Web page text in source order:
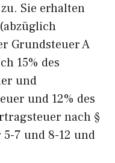
Sie erhalten
Grundsteuer A
15% des
und
und 12% des
nach §
5-7 und 8-12 und